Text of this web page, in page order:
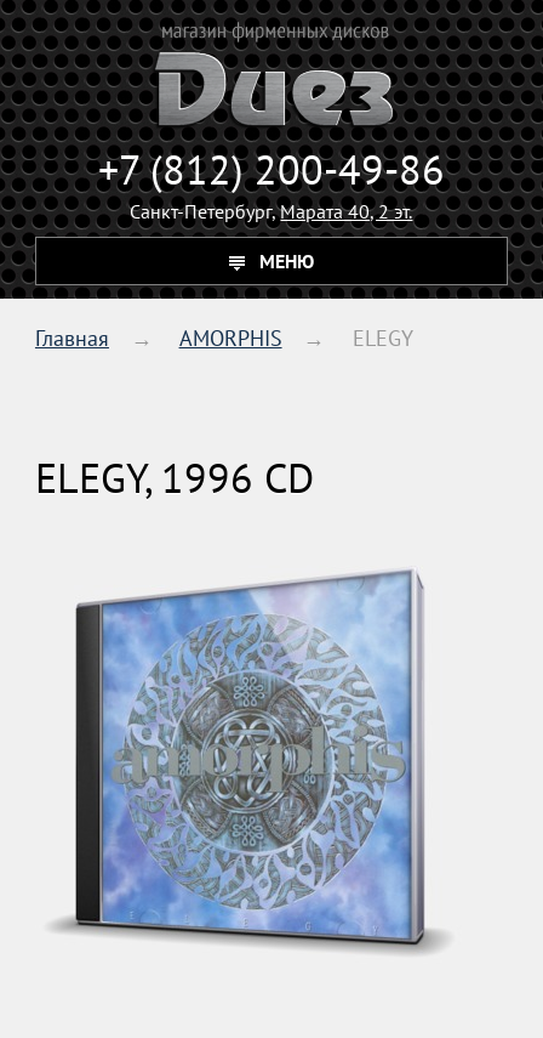
+7 (812) 200-49-86
Санкт-Петербург,Марата 40, 2 эт.
МЕНЮ
Главная AMORPHIS ELEGY
ELEGY, 1996 CD